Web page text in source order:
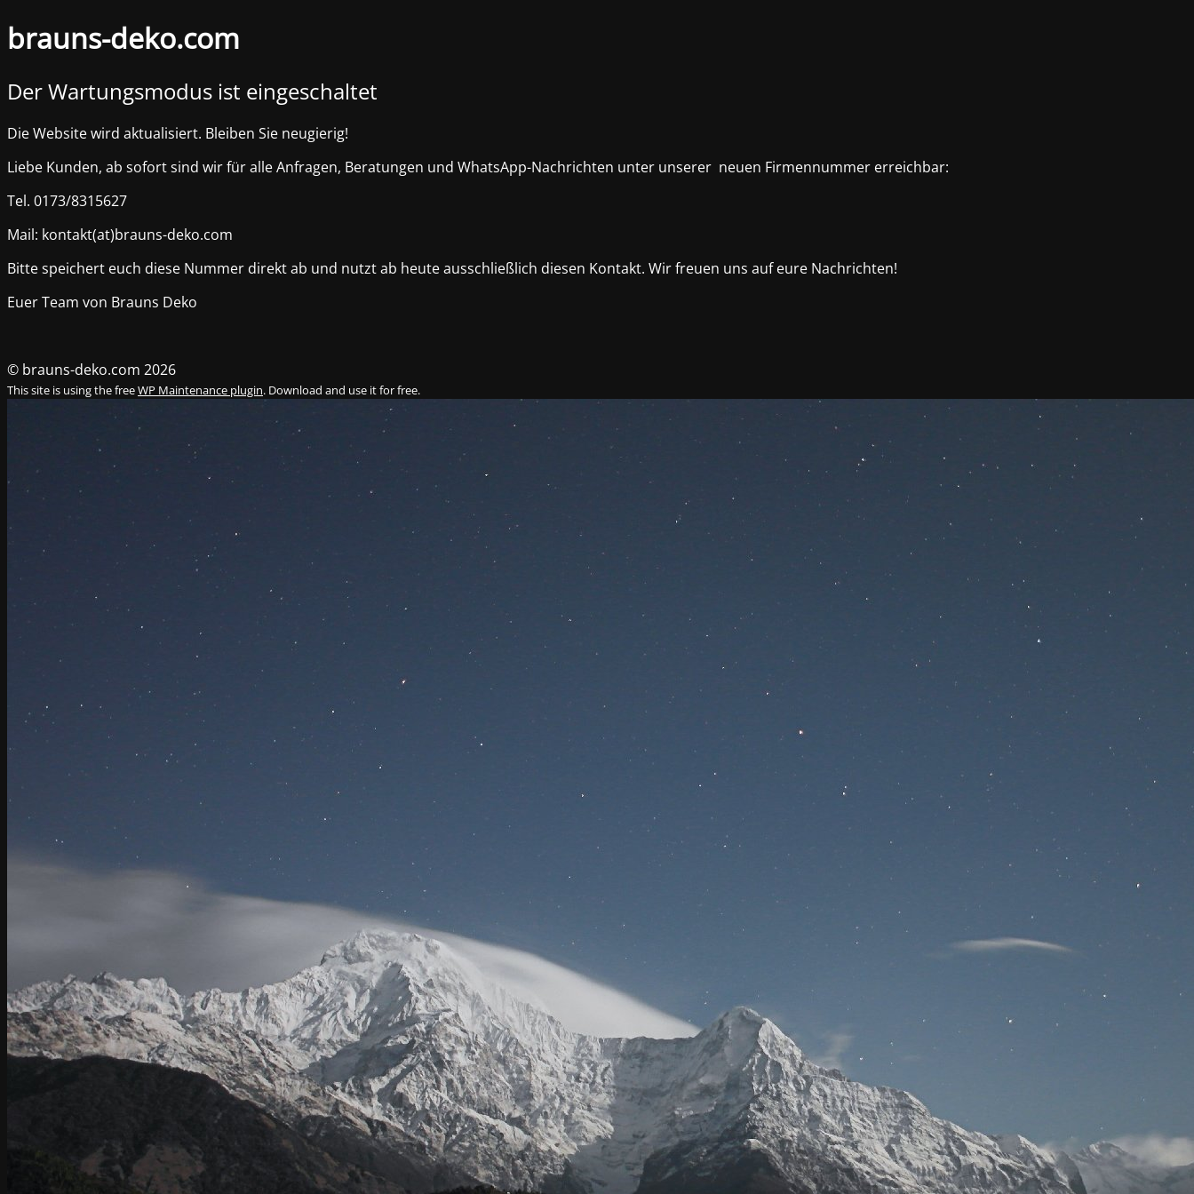
brauns-deko.com
Der Wartungsmodus ist eingeschaltet
Die Website wird aktualisiert. Bleiben Sie neugierig!
Liebe Kunden, ab sofort sind wir für alle Anfragen, Beratungen und WhatsApp-Nachrichten unter unserer neuen Firmennummer erreichbar:
Tel. 0173/8315627
Mail: kontakt(at)brauns-deko.com
Bitte speichert euch diese Nummer direkt ab und nutzt ab heute ausschließlich diesen Kontakt. Wir freuen uns auf eure Nachrichten!
Euer Team von Brauns Deko
© brauns-deko.com 2026
This site is using the freeWP Maintenance plugin. Download and use it for free.